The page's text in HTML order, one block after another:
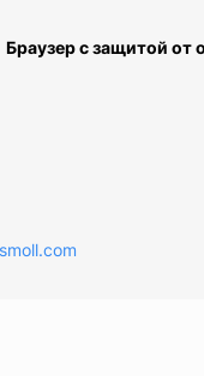
Браузер с защитой от